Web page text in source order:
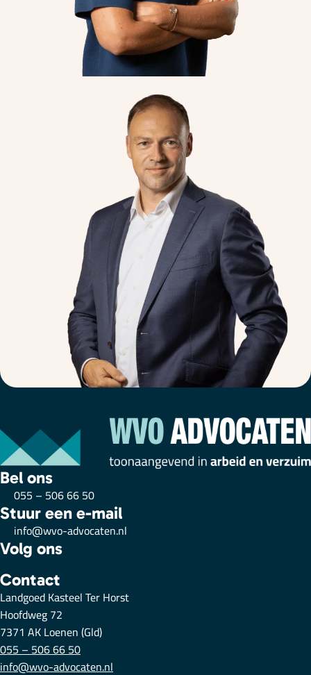
Bel ons
055 – 506 66 50
Stuur een e-mail
info@wvo-advocaten.nl
Volg ons
Contact
Landgoed Kasteel Ter Horst
Hoofdweg 72
7371 AK Loenen (Gld)
055 – 506 66 50
info@wvo-advocaten.nl